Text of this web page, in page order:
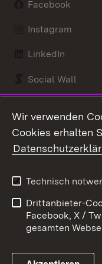
Facebook
Instagram
LinkedIn
Social Wall
Kontakt
Impressum
Wir verwenden
Cookies erhalten
Technisch
Drittanbieter-
Facebook, X /
gesamten